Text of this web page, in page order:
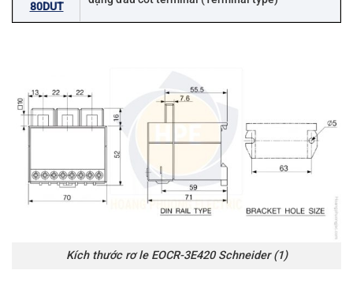
80DUT
Kích thước rơ le EOCR-3E420 Schneider (1)